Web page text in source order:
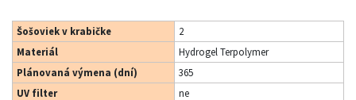
Šošoviek v krabičke
2
Materiál
Hydrogel Terpolymer
Plánovaná výmena (dní)
365
UV filter
ne